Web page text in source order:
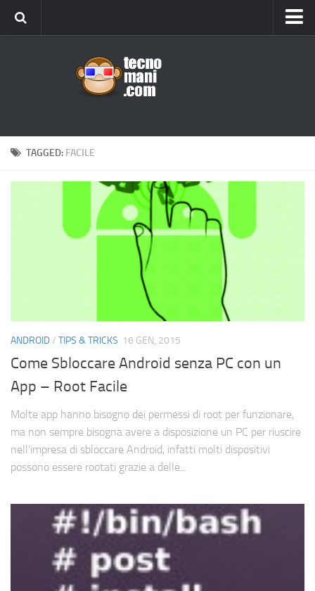
Windows
News
Cerca
TAGGED: FACILE
ANDROID/ TIPS & TRICKS 16 GEN, 2015
Come Sbloccare Android senza PC con un
App – Root Facile
Molte app hanno bisogno dei permessi di root per funzionare,
ma non sempre bisogna avere a disposizione un PC per riuscire
nell’impresa di sbloccare Android, infatti molti dispositivi
possono essere rootati grazie a delle...